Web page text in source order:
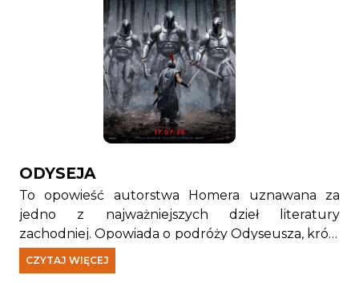
ODYSEJA
To opowieść autorstwa Homera uznawana za
jedno z najważniejszych dzieł literatury
zachodniej. Opowiada o podróży Odyseusza, króla
Itaki, który musi stawić czoła licznym wyzwaniom
próbując wrócić do domu po wojnie trojańskiej.
CZYTAJ WIĘCEJ